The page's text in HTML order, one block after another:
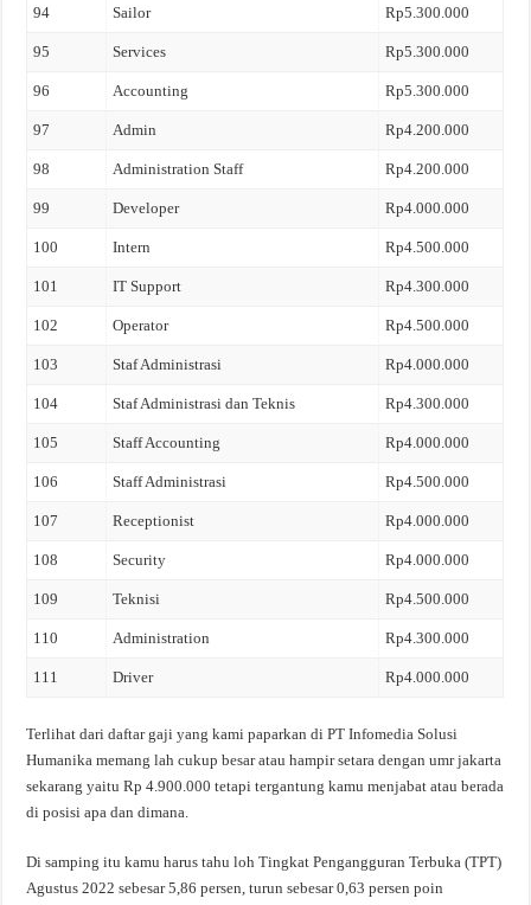
94 Sailor Rp5.300.000
95 Services Rp5.300.000
96 Accounting Rp5.300.000
97 Admin Rp4.200.000
98 Administration Staff Rp4.200.000
99 Developer Rp4.000.000
100 Intern Rp4.500.000
101 IT Support Rp4.300.000
102 Operator Rp4.500.000
103 Staf Administrasi Rp4.000.000
104 Staf Administrasi dan Teknis Rp4.300.000
105 Staff Accounting Rp4.000.000
106 Staff Administrasi Rp4.500.000
107 Receptionist Rp4.000.000
108 Security Rp4.000.000
109 Teknisi Rp4.500.000
110 Administration Rp4.300.000
111 Driver Rp4.000.000
Terlihat dari daftar gaji yang kami paparkan di PT Infomedia Solusi
Humanika memang lah cukup besar atau hampir setara dengan umr jakarta
sekarang yaitu Rp 4.900.000 tetapi tergantung kamu menjabat atau berada
di posisi apa dan dimana.
Di samping itu kamu harus tahu loh Tingkat Pengangguran Terbuka (TPT)
Agustus 2022 sebesar 5,86 persen, turun sebesar 0,63 persen poin